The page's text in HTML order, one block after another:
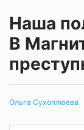
Наша
В
Ольга Сухоплюева